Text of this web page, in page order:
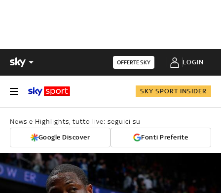
OFFERTE SKY LOGIN
SKY SPORT INSIDER
News e Highlights, tutto live: seguici su
Google Discover Fonti Preferite